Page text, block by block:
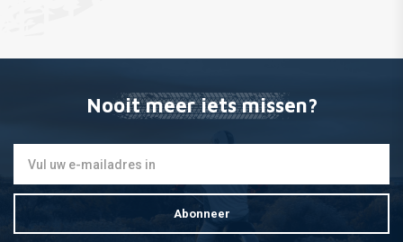
Nooit meer iets missen?
Abonneer